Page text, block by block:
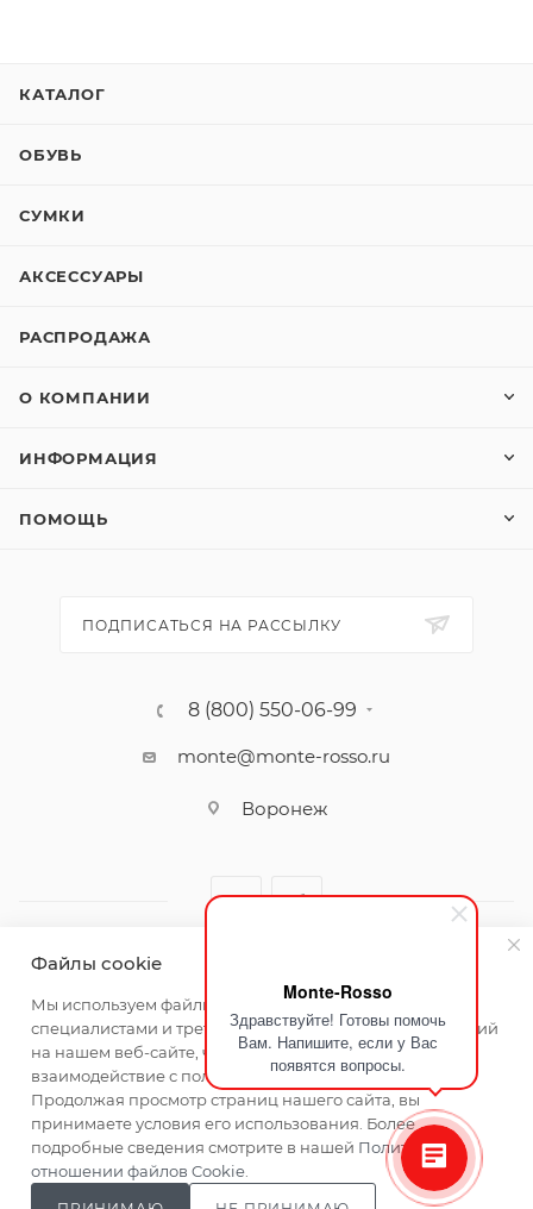
Monte-Rosso
Здравствуйте! Готовы помочь
Вам. Напишите, если у Вас
появятся вопросы.
КАТАЛОГ
ОБУВЬ
СУМКИ
АКСЕССУАРЫ
РАСПРОДАЖА
О КОМПАНИИ
ИНФОРМАЦИЯ
ПОМОЩЬ
ПОДПИСАТЬСЯ НА РАССЫЛКУ
8 (800) 550-06-99
monte@monte-rosso.ru
Воронеж
2026 ©Monte Rosso - магазины обуви и аксессуаров для
женщин
Файлы cookie
Мы используем файлы cookie, разработанные нашими
специалистами и третьими лицами, для анализа событий
на нашем веб-сайте, что позволяет нам улучшать
взаимодействие с пользователями и обслуживание.
Продолжая просмотр страниц нашего сайта, вы
принимаете условия его использования. Более
подробные сведения смотрите в нашей Политике в
отношении файлов Cookie